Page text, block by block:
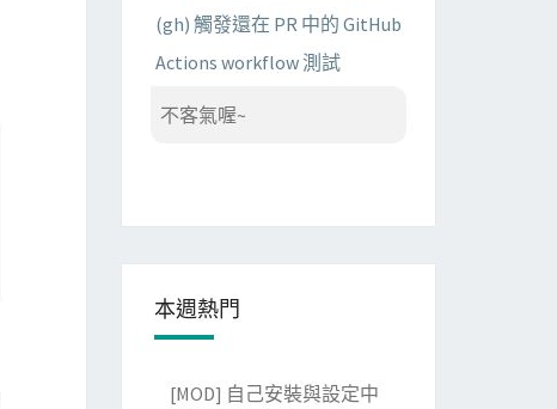
(gh) 觸發還在 PR 中的 GitHub
Actions workflow 測試
不客氣喔~
本週熱門
[MOD] 自己安裝與設定中